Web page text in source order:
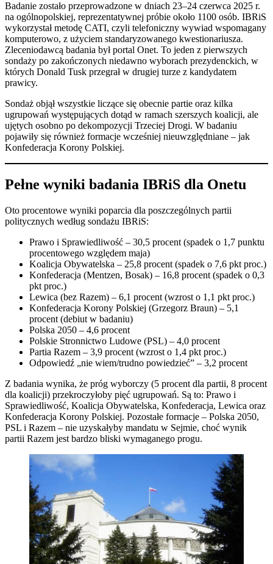
Badanie zostało przeprowadzone w dniach 23–24 czerwca 2025 r.
na ogólnopolskiej, reprezentatywnej próbie około 1100 osób. IBRiS
wykorzystał metodę CATI, czyli telefoniczny wywiad wspomagany
komputerowo, z użyciem standaryzowanego kwestionariusza.
Zleceniodawcą badania był portal Onet. To jeden z pierwszych
sondaży po zakończonych niedawno wyborach prezydenckich, w
których Donald Tusk przegrał w drugiej turze z kandydatem
prawicy.
Sondaż objął wszystkie liczące się obecnie partie oraz kilka
ugrupowań występujących dotąd w ramach szerszych koalicji, ale
ujętych osobno po dekompozycji Trzeciej Drogi. W badaniu
pojawiły się również formacje wcześniej nieuwzględniane – jak
Konfederacja Korony Polskiej.
Pełne wyniki badania IBRiS dla Onetu
Oto procentowe wyniki poparcia dla poszczególnych partii
politycznych według sondażu IBRiS:
Prawo i Sprawiedliwość – 30,5 procent (spadek o 1,7 punktu
procentowego względem maja)
Koalicja Obywatelska – 25,8 procent (spadek o 7,6 pkt proc.)
Konfederacja (Mentzen, Bosak) – 16,8 procent (spadek o 0,3
pkt proc.)
Lewica (bez Razem) – 6,1 procent (wzrost o 1,1 pkt proc.)
Konfederacja Korony Polskiej (Grzegorz Braun) – 5,1
procent (debiut w badaniu)
Polska 2050 – 4,6 procent
Polskie Stronnictwo Ludowe (PSL) – 4,0 procent
Partia Razem – 3,9 procent (wzrost o 1,4 pkt proc.)
Odpowiedź „nie wiem/trudno powiedzieć” – 3,2 procent
Z badania wynika, że próg wyborczy (5 procent dla partii, 8 procent
dla koalicji) przekroczyłoby pięć ugrupowań. Są to: Prawo i
Sprawiedliwość, Koalicja Obywatelska, Konfederacja, Lewica oraz
Konfederacja Korony Polskiej. Pozostałe formacje – Polska 2050,
PSL i Razem – nie uzyskałyby mandatu w Sejmie, choć wynik
partii Razem jest bardzo bliski wymaganego progu.